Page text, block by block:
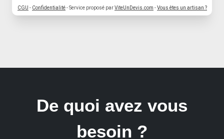
CGU - Confidentialité- Service proposé parViteUnDevis.com -Vous êtes un artisan ?
De quoi avez vous
besoin ?